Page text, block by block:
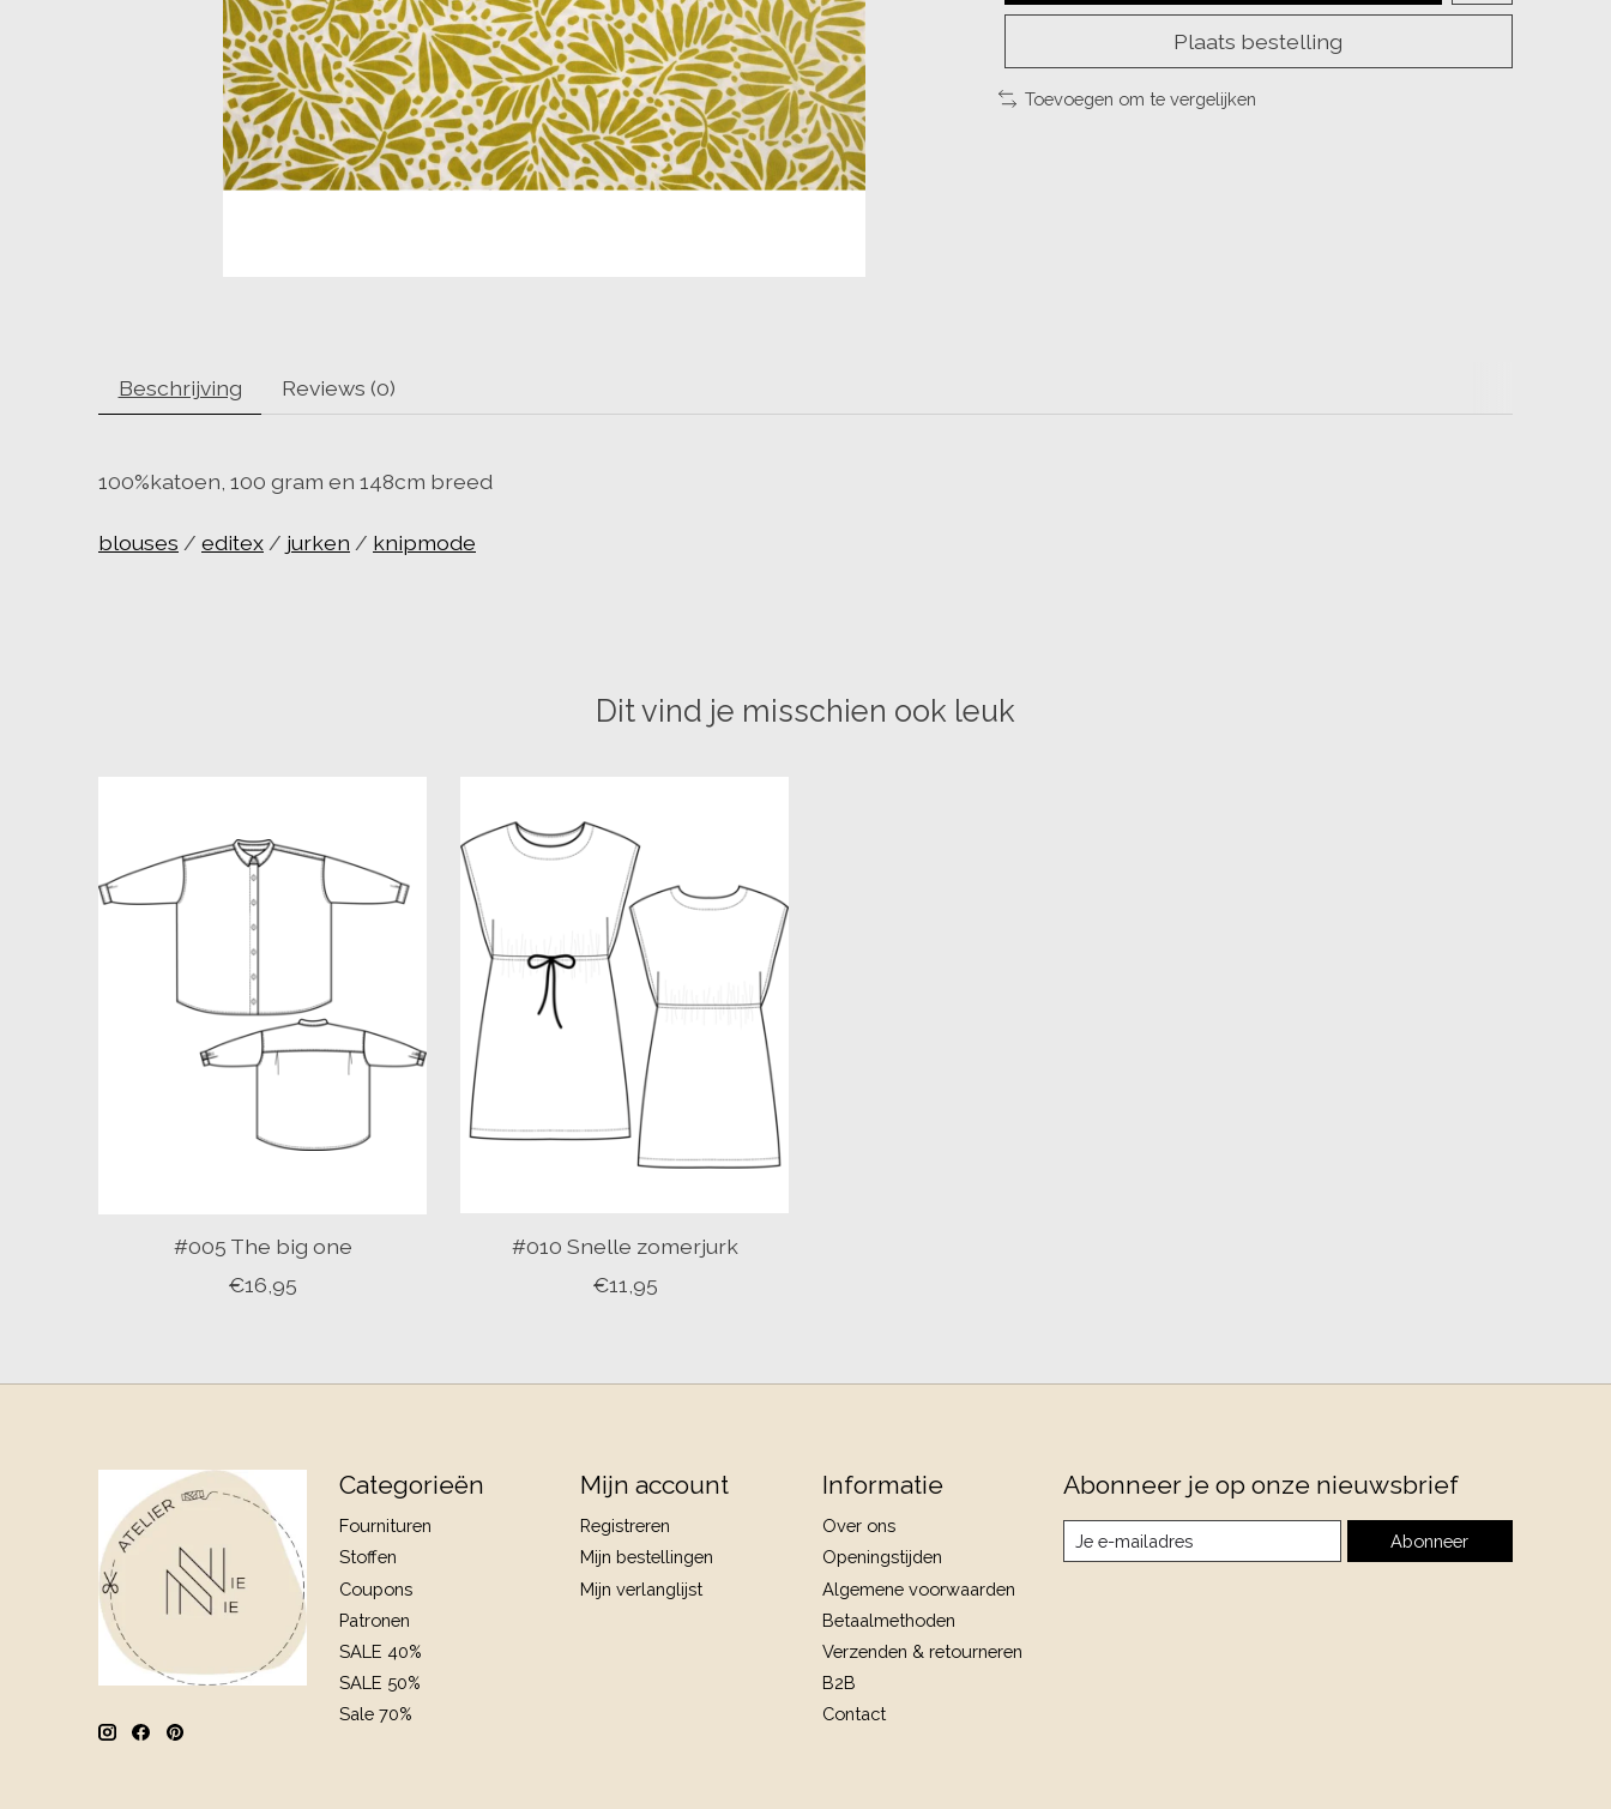
Plaats bestelling
Toevoegen om te vergelijken
Beschrijving Reviews (0)
100%katoen, 100 gram en 148cm breed
blouses / editex / jurken / knipmode
Dit vind je misschien ook leuk
#005 The big one
€16,95
#010 Snelle zomerjurk
€11,95
Categorieën
Fournituren
Stoffen
Coupons
Patronen
SALE 40%
SALE 50%
Sale 70%
Mijn account
Registreren
Mijn bestellingen
Mijn verlanglijst
Informatie
Over ons
Openingstijden
Algemene voorwaarden
Betaalmethoden
Verzenden & retourneren
B2B
Contact
Abonneer je op onze nieuwsbrief
Abonneer